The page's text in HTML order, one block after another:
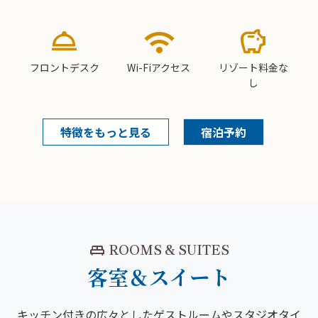
room_service
フロントデスク
wifi
Wi-Fiアクセス
savings
リゾート料金な
し
特徴をもっと見る 宿泊予約
king_bed ROOMS & SUITES
客室＆スイート
キッチン付きの広々としたゲストルームやスタジオタイ